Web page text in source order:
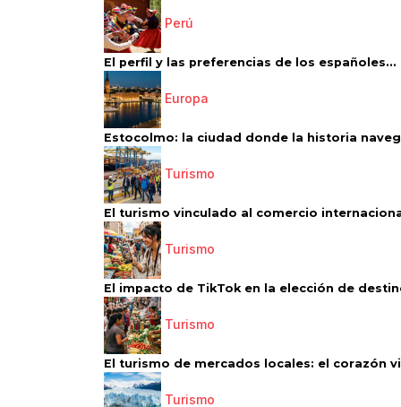
Perú
El perfil y las preferencias de los españoles...
Europa
Estocolmo: la ciudad donde la historia
Turismo
El turismo vinculado al comercio
Turismo
El impacto de TikTok en la elección de
Turismo
El turismo de mercados locales: el corazón
Turismo